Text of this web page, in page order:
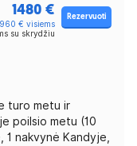
1480 €
€ visiems
su skrydžiu
Rezervuoti
turo metu ir
poilsio metu (10
1 nakvynė Kandyje,